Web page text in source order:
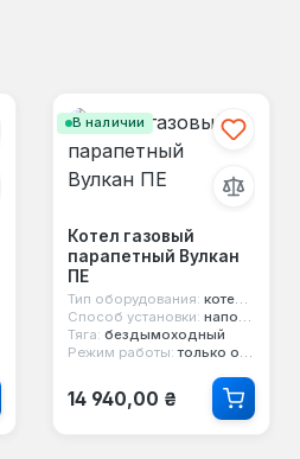
В наличии
Котел газовый
парапетный Вулкан
ПЕ
Тип оборудования: котел парапетный
Способ установки: напольный
Тяга: бездымоходный
Режим работы: только отопление
Обычная цена:
14 940,00 ₴